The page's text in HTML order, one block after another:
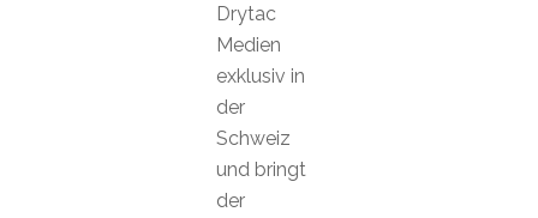
Drytac
Medien
exklusiv in
der
Schweiz
und bringt
der